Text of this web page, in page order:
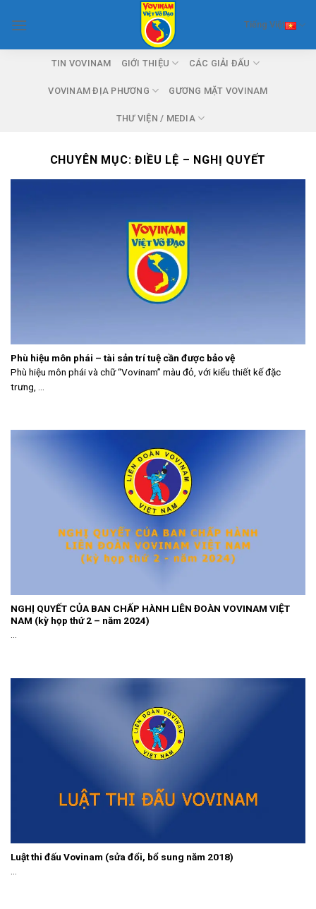
Tiếng Việt
TIN VOVINAM GIỚI THIỆU CÁC GIẢI ĐẤU
VOVINAM ĐỊA PHƯƠNG GƯƠNG MẶT VOVINAM
THƯ VIỆN / MEDIA
CHUYÊN MỤC:ĐIỀU LỆ – NGHỊ QUYẾT
Phù hiệu môn phái – tài sản trí tuệ cần được bảo vệ
Phù hiệu môn phái và chữ “Vovinam” màu đỏ, với kiểu thiết kế đặc
trưng, ...
NGHỊ QUYẾT CỦA BAN CHẤP HÀNH LIÊN ĐOÀN VOVINAM VIỆT
NAM (kỳ họp thứ 2 – năm 2024)
...
Luật thi đấu Vovinam (sửa đổi, bổ sung năm 2018)
...